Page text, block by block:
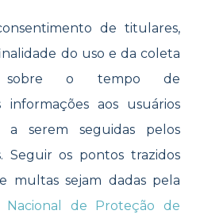
de titulares,
do uso e da coleta
sobre o tempo de
informações aos usuários
a serem seguidas pelos
Seguir os pontos trazidos
multas sejam dadas pela
Nacional de Proteção de